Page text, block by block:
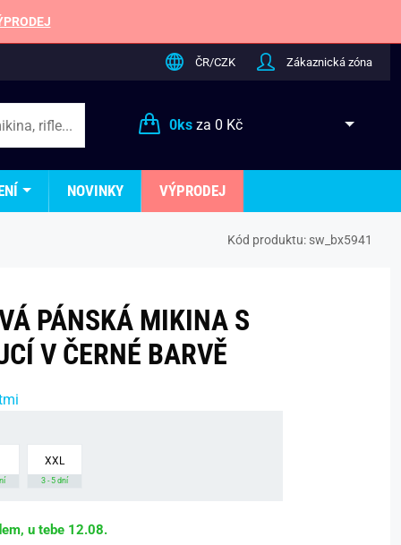
ČR/CZK Zákaznická zóna
0ksza 0 Kč
NOVINKY VÝPRODEJ
Kód produktu: sw_bx5941
PÁNSKÁ MIKINA S
V ČERNÉ BARVĚ
XXL
3 - 5 dní
u tebe 12.08.